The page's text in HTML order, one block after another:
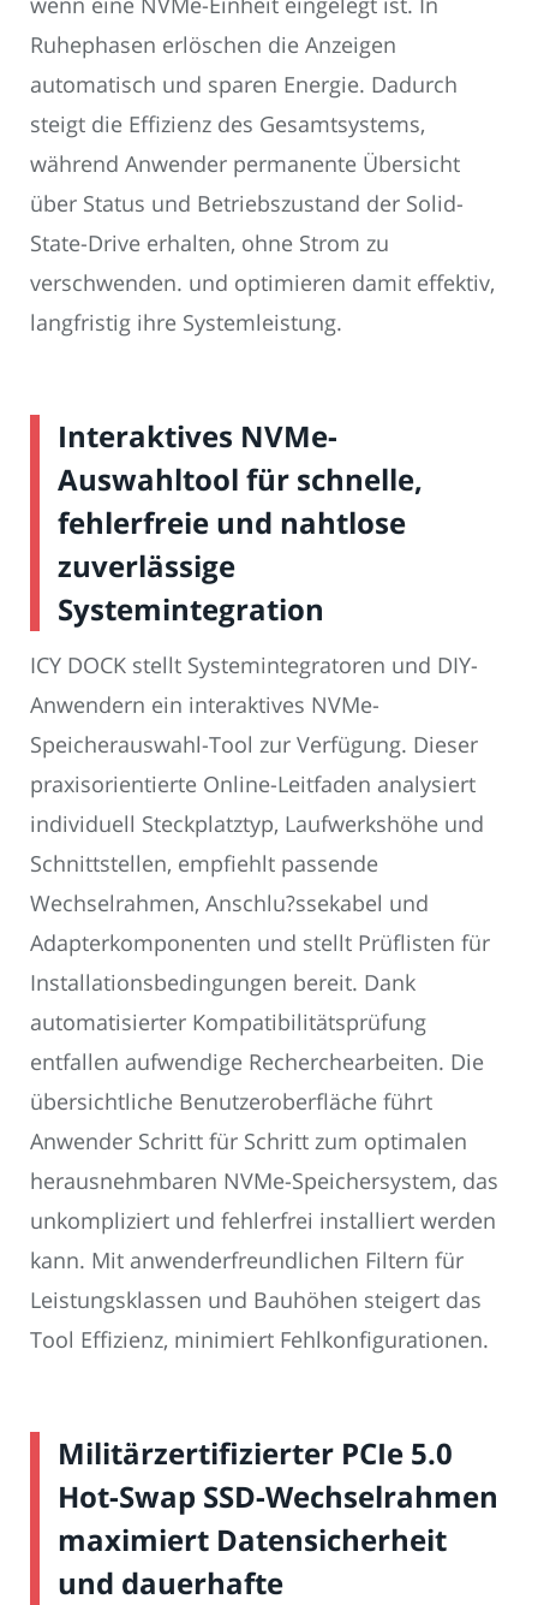
Ruhephasen erlöschen die Anzeigen
automatisch und sparen Energie. Dadurch
steigt die Effizienz des Gesamtsystems,
während Anwender permanente Übersicht
über Status und Betriebszustand der Solid-
State-Drive erhalten, ohne Strom zu
verschwenden. und optimieren damit effektiv,
langfristig ihre Systemleistung.
Interaktives NVMe-
Auswahltool für schnelle,
fehlerfreie und nahtlose
zuverlässige
Systemintegration
ICY DOCK stellt Systemintegratoren und DIY-
Anwendern ein interaktives NVMe-
Speicherauswahl-Tool zur Verfügung. Dieser
praxisorientierte Online-Leitfaden analysiert
individuell Steckplatztyp, Laufwerkshöhe und
Schnittstellen, empfiehlt passende
Wechselrahmen, Anschlu?ssekabel und
Adapterkomponenten und stellt Prüflisten für
Installationsbedingungen bereit. Dank
automatisierter Kompatibilitätsprüfung
entfallen aufwendige Recherchearbeiten. Die
übersichtliche Benutzeroberfläche führt
Anwender Schritt für Schritt zum optimalen
herausnehmbaren NVMe-Speichersystem, das
unkompliziert und fehlerfrei installiert werden
kann. Mit anwenderfreundlichen Filtern für
Leistungsklassen und Bauhöhen steigert das
Tool Effizienz, minimiert Fehlkonfigurationen.
Militärzertifizierter PCIe 5.0
Hot-Swap SSD-Wechselrahmen
maximiert Datensicherheit
und dauerhafte